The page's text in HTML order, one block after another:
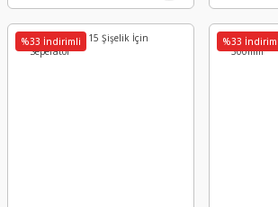
%33 İndirimli %33